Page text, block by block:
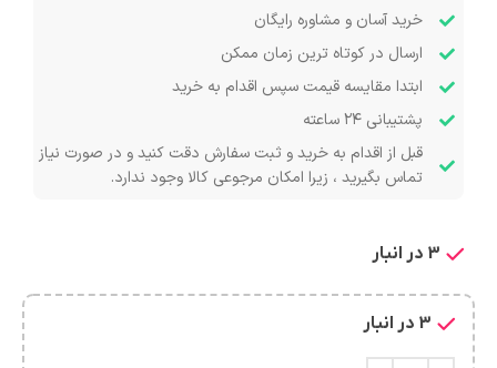
خرید آسان و مشاوره رایگان
ارسال در کوتاه ترین زمان ممکن
ابتدا مقایسه قیمت سپس اقدام به خرید
پشتیبانی ۲۴ ساعته
قبل از اقدام به خرید و ثبت سفارش دقت کنید و در صورت نیاز
تماس بگیرید ، زیرا امکان مرجوعی کالا وجود ندارد.
3 در انبار
3 در انبار